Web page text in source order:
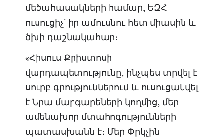
մեծահասակների համար, ԵԶՀ
ուսուցիչ՝ իր ամուսնու հետ միասին և
ծխի դաշնակահար։
«Հիսուս Քրիստոսի
վարդապետությունը, ինչպես տրվել է
սուրբ գրություններում և ուսուցանվել
է Նրա մարգարեների կողմից, մեր
ամենախոր մտահոգությունների
պատասխանն է։ Մեր Փրկչին